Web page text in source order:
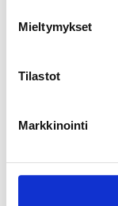
Mieltymykset
Tilastot
Markkinointi